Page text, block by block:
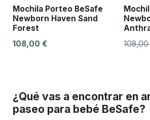
Mochila Porteo BeSafe
Newborn Haven Sand
Forest
108,00 €
¿Qué vas a encontrar en
paseo para bebé BeSafe?